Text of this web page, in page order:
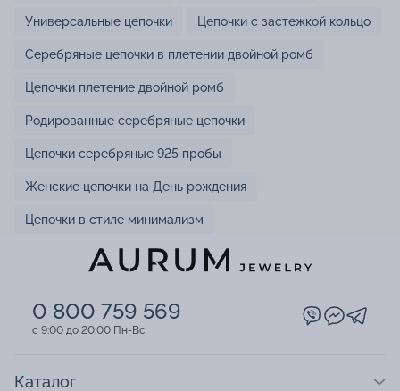
Универсальные цепочки Цепочки с застежкой кольцо
Серебряные цепочки в плетении двойной ромб
Цепочки плетение двойной ромб
Родированные серебряные цепочки
Цепочки серебряные 925 пробы
Женские цепочки на День рождения
Цепочки в стиле минимализм
0 800 759 569
c 9:00 до 20:00 Пн-Вс
Каталог